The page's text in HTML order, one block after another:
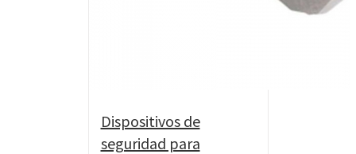
Dispositivos de
seguridad para